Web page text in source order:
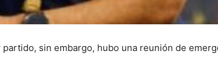
sin embargo, hubo una reunión de